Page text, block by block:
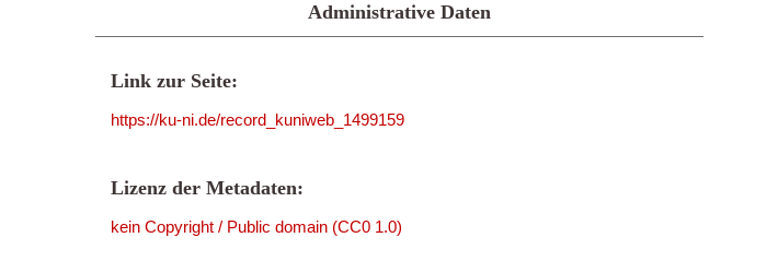
Administrative Daten
Link zur Seite:
https://ku-ni.de/record_kuniweb_1499159
Lizenz der Metadaten:
kein Copyright / Public domain (CC0 1.0)